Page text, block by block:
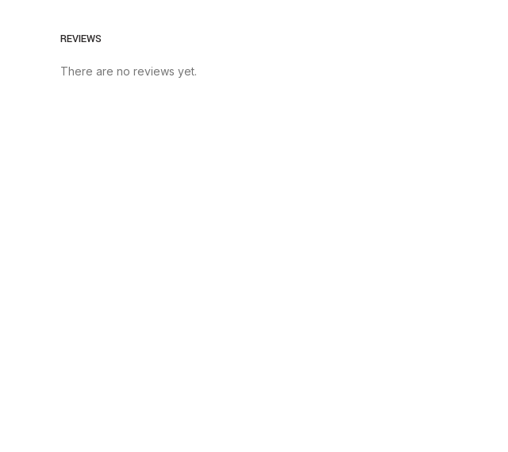
REVIEWS
There are no reviews yet.